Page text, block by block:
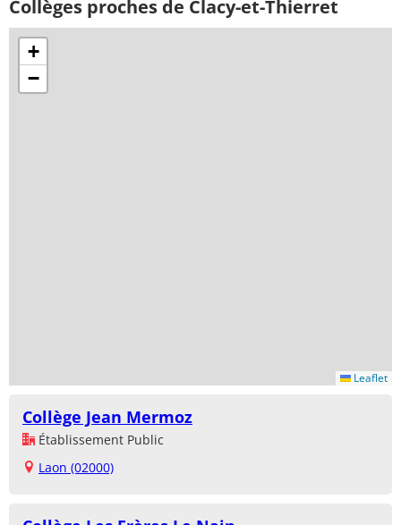
Collèges proches de Clacy-et-Thierret
+
−
Leaflet
Collège Jean Mermoz
Établissement Public
Laon (02000)